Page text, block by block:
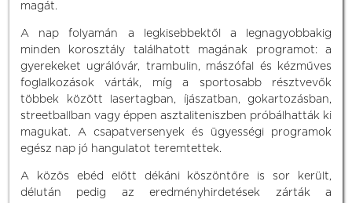
magát.
A nap folyamán a legkisebbektől a legnagyobbakig
minden korosztály találhatott magának programot: a
gyerekeket ugrálóvár, trambulin, mászófal és kézműves
foglalkozások várták, míg a sportosabb résztvevők
többek között lasertagban, íjászatban, gokartozásban,
streetballban vagy éppen asztaliteniszben próbálhatták ki
magukat. A csapatversenyek és ügyességi programok
egész nap jó hangulatot teremtettek.
A közös ebéd előtt dékáni köszöntőre is sor került,
délután pedig az eredményhirdetések zárták a